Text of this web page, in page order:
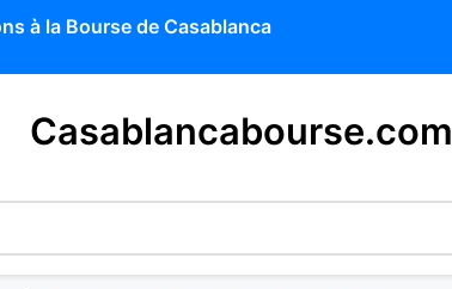
à la Bourse de Casablanca
Casablancabourse.com